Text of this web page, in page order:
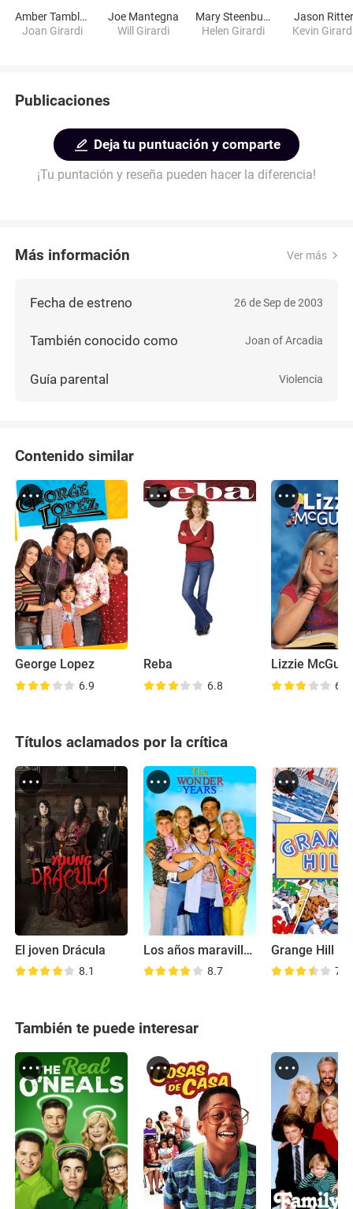
Amber Tamblyn
Joan Girardi
Joe Mantegna
Will Girardi
Mary Steenburgen
Helen Girardi
Jason Ritter
Kevin
Publicaciones
Deja tu puntuación y comparte
¡Tu puntación y reseña pueden hacer la diferencia!
Más información Ver más
Fecha de estreno 26 de Sep de 2003
También conocido como Joan of Arcadia
Guía parental Violencia
Contenido similar
George Lopez
6.9
Reba
6.8
Lizzie
6.6
Títulos aclamados por la crítica
El joven Drácula
8.1
Los años maravillosos
8.7
Grange Hill
7.2
También te puede interesar